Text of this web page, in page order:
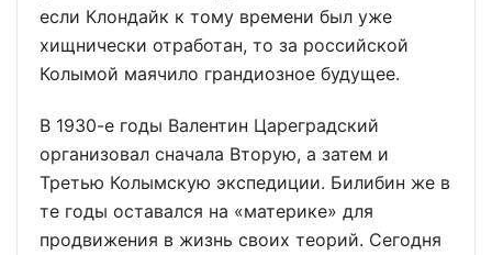
если Клондайк к тому времени был уже
хищнически отработан, то за российской
Колымой маячило грандиозное будущее.
В 1930-е годы Валентин Цареградский
организовал сначала Вторую, а затем и
Третью Колымскую экспедиции. Билибин же в
те годы оставался на «материке» для
продвижения в жизнь своих теорий. Сегодня